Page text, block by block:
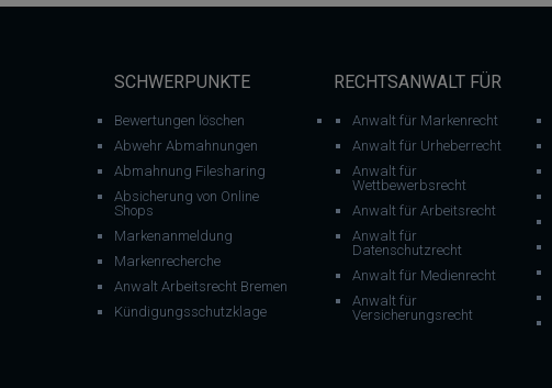
SCHWERPUNKTE
Bewertungen löschen
Abwehr Abmahnungen
Abmahnung Filesharing
Absicherung von Online
Shops
Markenanmeldung
Markenrecherche
Anwalt Arbeitsrecht Bremen
Kündigungsschutzklage
RECHTSANWALT FÜR
Anwalt für Markenrecht
Anwalt für Urheberrecht
Anwalt für
Wettbewerbsrecht
Anwalt für Arbeitsrecht
Anwalt für
Datenschutzrecht
Anwalt für Medienrecht
Anwalt für
Versicherungsrecht